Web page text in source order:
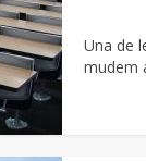
Una de
mudem